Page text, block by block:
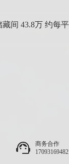
间 43.8万 约每
商务合作
17093169482